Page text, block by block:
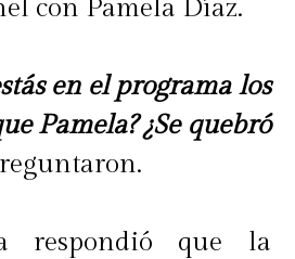
con Pamela Díaz.
en el programa los
Pamela? ¿Se quebró
respondió que la